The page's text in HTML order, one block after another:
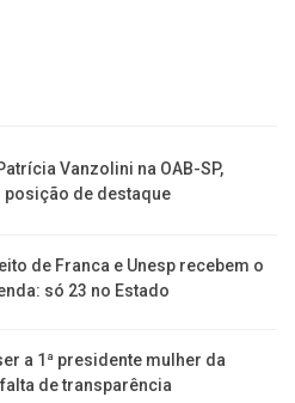
Vanzolini na OAB-SP,
de destaque
de Franca e Unesp recebem o
só 23 no Estado
a 1ª presidente mulher da
de transparência